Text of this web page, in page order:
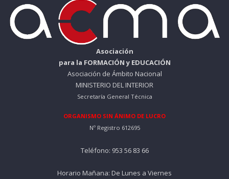
Asociación
para la FORMACIÓN y EDUCACIÓN
Asociación de Ámbito Nacional
MINISTERIO DEL INTERIOR
Secretaría General Técnica
ORGANISMO SIN ÁNIMO DE LUCRO
Nº Registro 612695
Teléfono: 953 56 83 66
Horario Mañana: De Lunes a Viernes